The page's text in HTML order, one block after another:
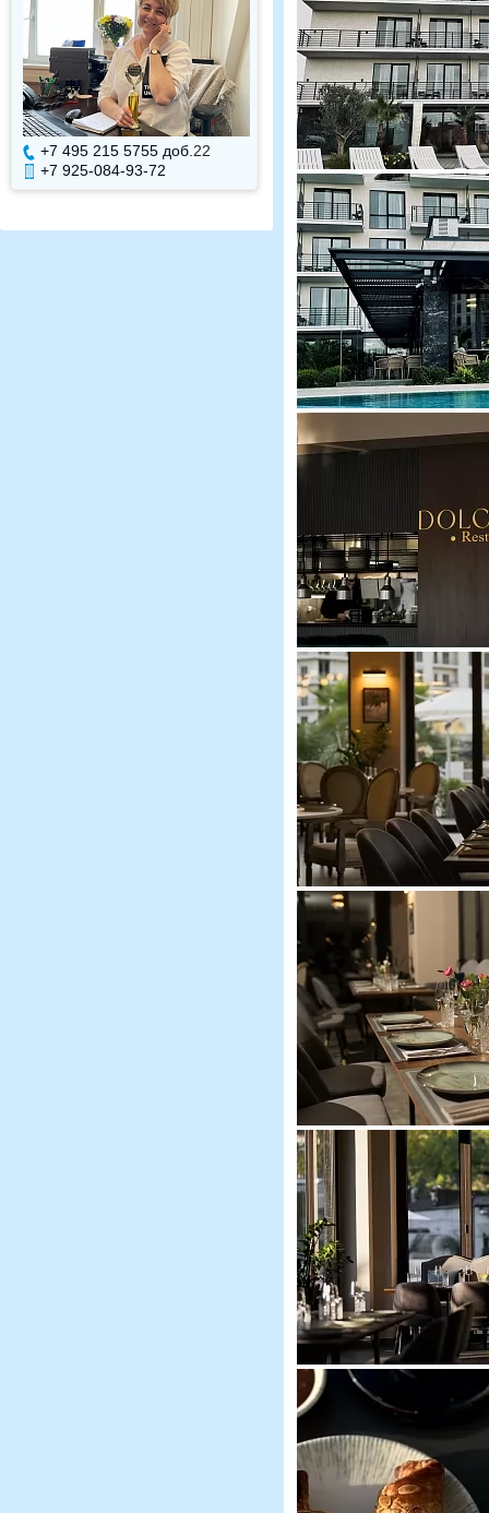
+7 495 215 5755 доб. 7
+7 925-084-93-71
+7 495 215 5755 доб.
+7 925-084-93-70